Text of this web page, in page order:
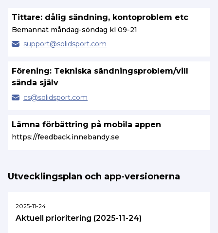
Tittare: dålig sändning, kontoproblem etc
Bemannat måndag-söndag kl 09-21
support@solidsport.com
Förening: Tekniska sändningsproblem/vill
sända själv
cs@solidsport.com
Lämna förbättring på mobila appen
https://feedback.innebandy.se
Utvecklingsplan och app-versionerna
2025-11-24
Aktuell prioritering (2025-11-24)